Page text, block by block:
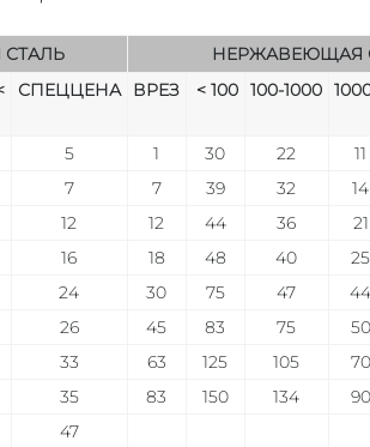
НЕРЖАВЕЮЩАЯ
СПЕЦЦЕНА ВРЕЗ < 100 100-1000
5 1 30 22 11
7 7 39 32 14
12 12 44 36 21
16 18 48 40 25
24 30 75 47 44
26 45 83 75 50
33 63 125 105 70
35 83 150 134 90
47